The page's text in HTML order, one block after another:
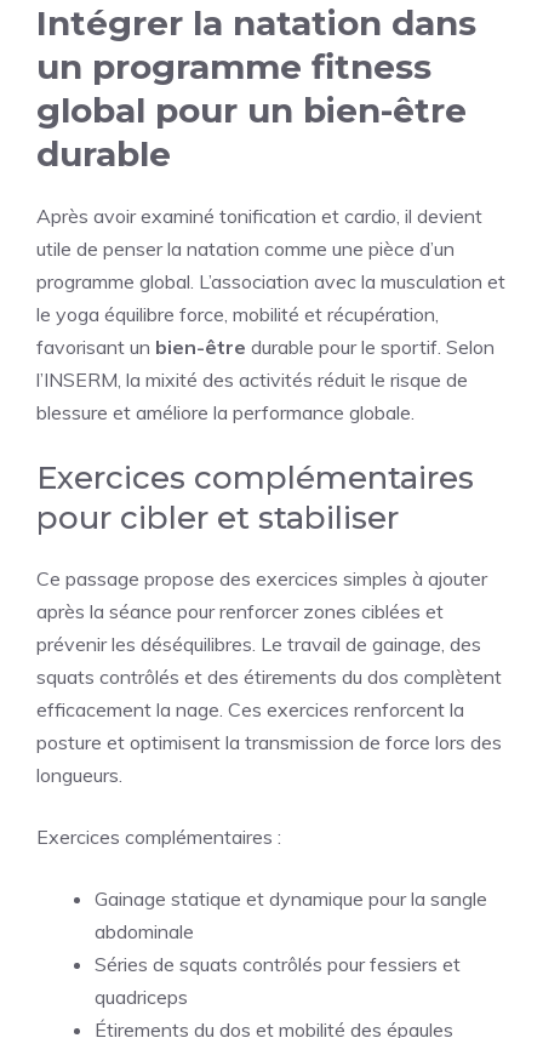
Intégrer la natation dans
un programme fitness
global pour un bien-être
durable
Après avoir examiné tonification et cardio, il devient
utile de penser la natation comme une pièce d’un
programme global. L’association avec la musculation et
le yoga équilibre force, mobilité et récupération,
favorisant un bien-être durable pour le sportif. Selon
l’INSERM, la mixité des activités réduit le risque de
blessure et améliore la performance globale.
Exercices complémentaires
pour cibler et stabiliser
Ce passage propose des exercices simples à ajouter
après la séance pour renforcer zones ciblées et
prévenir les déséquilibres. Le travail de gainage, des
squats contrôlés et des étirements du dos complètent
efficacement la nage. Ces exercices renforcent la
posture et optimisent la transmission de force lors des
longueurs.
Exercices complémentaires :
Gainage statique et dynamique pour la sangle
abdominale
Séries de squats contrôlés pour fessiers et
quadriceps
Étirements du dos et mobilité des épaules